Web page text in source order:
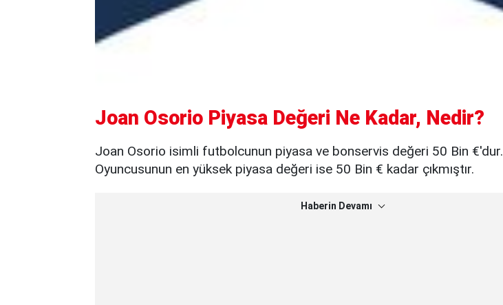
Joan Osorio Piyasa Değeri Ne Kadar, Nedir?
Joan Osorio isimli futbolcunun piyasa ve bonservis değeri 50 Bin €'dur.
Oyuncusunun en yüksek piyasa değeri ise 50 Bin € kadar çıkmıştır.
Haberin Devamı